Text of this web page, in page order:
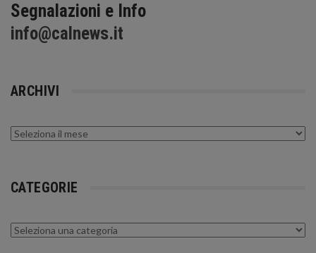
Segnalazioni e Info
info@calnews.it
ARCHIVI
Archivi
CATEGORIE
Categorie